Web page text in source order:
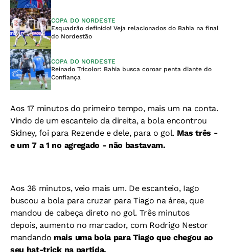
COPA DO NORDESTE
Esquadrão definido! Veja relacionados do Bahia na final
do Nordestão
COPA DO NORDESTE
Reinado Tricolor: Bahia busca coroar penta diante do
Confiança
Aos 17 minutos do primeiro tempo, mais um na conta.
Vindo de um escanteio da direita, a bola encontrou
Sidney, foi para Rezende e dele, para o gol. Mas três -
e um 7 a 1 no agregado - não bastavam.
Aos 36 minutos, veio mais um. De escanteio, Iago
buscou a bola para cruzar para Tiago na área, que
mandou de cabeça direto no gol. Três minutos
depois, aumento no marcador, com Rodrigo Nestor
mandando mais uma bola para Tiago que chegou ao
seu hat-trick na partida.